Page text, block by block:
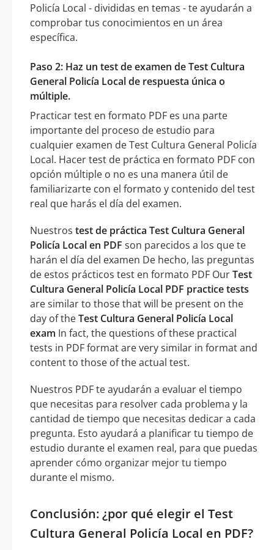
Policía Local - divididas en temas - te ayudarán a
comprobar tus conocimientos en un área
específica.
Paso 2: Haz un test de examen de Test Cultura
General Policía Local de respuesta única o
múltiple.
Practicar test en formato PDF es una parte
importante del proceso de estudio para
cualquier examen de Test Cultura General Policía
Local. Hacer test de práctica en formato PDF con
opción múltiple o no es una manera útil de
familiarizarte con el formato y contenido del test
real que harás el día del examen.
Nuestros test de práctica Test Cultura General
Policía Local en PDF son parecidos a los que te
harán el día del examen De hecho, las preguntas
de estos prácticos test en formato PDF OurTest
Cultura General Policía Local PDF practice tests
are similar to those that will be present on the
day of theTest Cultura General Policía Local
exam In fact, the questions of these practical
tests in PDF format are very similar in format and
content to those of the actual test.
Nuestros PDF te ayudarán a evaluar el tiempo
que necesitas para resolver cada problema y la
cantidad de tiempo que necesitas dedicar a cada
pregunta. Esto ayudará a planificar tu tiempo de
estudio durante el examen real, para que puedas
aprender cómo organizar mejor tu tiempo
durante el mismo.
Conclusión: ¿por qué elegir el Test
Cultura General Policía Local en PDF?